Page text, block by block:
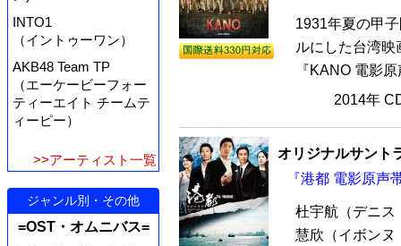
INTO1
（イントゥーワン）
AKB48 Team TP
（エーケービーフォー
ティーエイト チームテ
ィーピー）
>>アーティスト一覧
ジャンル別・その他
=OST・オムニバス=
1931年夏の甲
ルにした台湾
『KANO 電影
2014年
オリジナルサント
『港都 電影原声
杜宇航（デニス
慧欣（イボンヌ